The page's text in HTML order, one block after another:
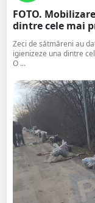
FOTO.
dintre cele mai
Zeci de sătmăreni au
igienizeze una dintre
O ...